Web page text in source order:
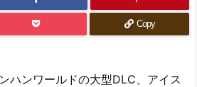
Copy
ハンワールドの大型DLC、アイス